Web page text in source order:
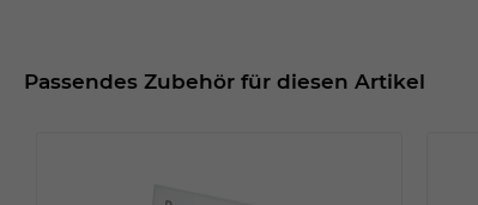
Passendes Zubehör für diesen Artikel